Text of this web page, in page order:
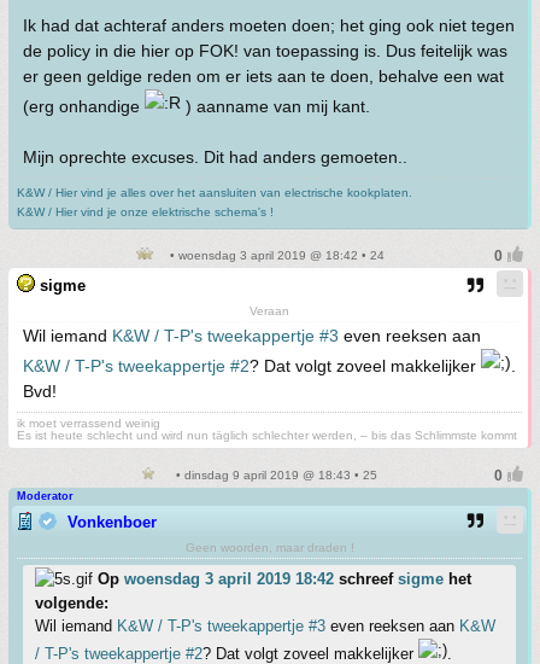
Ik had dat achteraf anders moeten doen; het ging ook niet tegen
de policy in die hier op FOK! van toepassing is. Dus feitelijk was
er geen geldige reden om er iets aan te doen, behalve een wat
(erg onhandige
) aanname van mij kant.
Mijn oprechte excuses. Dit had anders gemoeten..
K&W / Hier vind je alles over het aansluiten van electrische kookplaten.
K&W / Hier vind je onze elektrische schema's !
• woensdag 3 april 2019 @ 18:42 • 24
sigme
Veraan
Wil iemand K&W / T-P's tweekappertje #3 even reeksen aan
K&W / T-P's tweekappertje #2? Dat volgt zoveel makkelijker
Bvd!
ik moet verrassend weinig
Es ist heute schlecht und wird nun täglich schlechter werden, – bis das Schlimmste kommt
• dinsdag 9 april 2019 @ 18:43 • 25
Moderator
Vonkenboer
Geen woorden, maar draden !
Op woensdag 3 april 2019 18:42 schreef sigme het
volgende:
Wil iemand K&W / T-P's tweekappertje #3 even reeksen aan K&W
/ T-P's tweekappertje #2? Dat volgt zoveel makkelijker